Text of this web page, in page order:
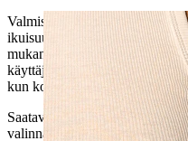
Valmistettu titaanista (se
ikuisuudenkestävä materiaali),
mukanasi läpi pitkät yöt ja
käyttäjäystävällinen ja
kun koitat näyttää hyvältä on
Saatavilla kulta- tai
valinnanvaraa. Lisäksi,